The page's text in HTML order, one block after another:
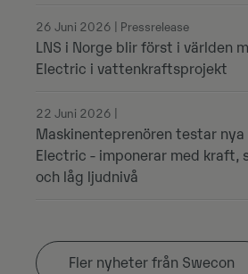
26 Juni 2026 | Pressrelease
LNS i Norge blir först i världen
Electric i vattenkraftsprojekt
22 Juni 2026 |
Maskinenteprenören testar nya
Electric - imponerar med kraft,
och låg ljudnivå
Fler nyheter från Swecon